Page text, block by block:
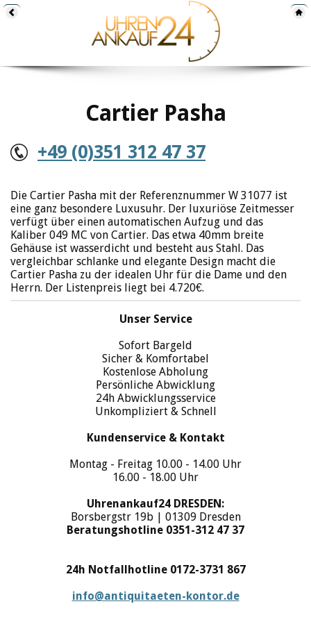
Cartier Pasha
+49 (0)351 312 47 37
Die Cartier Pasha mit der Referenznummer W 31077 ist
eine ganz besondere Luxusuhr. Der luxuriöse Zeitmesser
verfügt über einen automatischen Aufzug und das
Kaliber 049 MC von Cartier. Das etwa 40mm breite
Gehäuse ist wasserdicht und besteht aus Stahl. Das
vergleichbar schlanke und elegante Design macht die
Cartier Pasha zu der idealen Uhr für die Dame und den
Herrn. Der Listenpreis liegt bei 4.720€.
Unser Service
Sofort Bargeld
Sicher & Komfortabel
Kostenlose Abholung
Persönliche Abwicklung
24h Abwicklungsservice
Unkompliziert & Schnell
Kundenservice & Kontakt
Montag - Freitag 10.00 - 14.00 Uhr
16.00 - 18.00 Uhr
Uhrenankauf24 DRESDEN:
Borsbergstr 19b | 01309 Dresden
Beratungshotline 0351-312 47 37
24h Notfallhotline 0172-3731 867
info@antiquitaeten-kontor.de